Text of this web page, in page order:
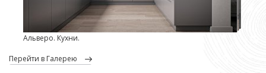
Альверо. Кухни.
перейти в Галерею